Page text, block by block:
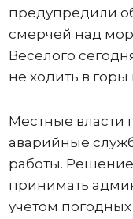
предупредили
смерчей над
Веселого
не ходить в горы
Местные власти
аварийные
работы.
принимать
учетом погодных